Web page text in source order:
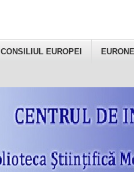
CONSILIUL EUROPEI